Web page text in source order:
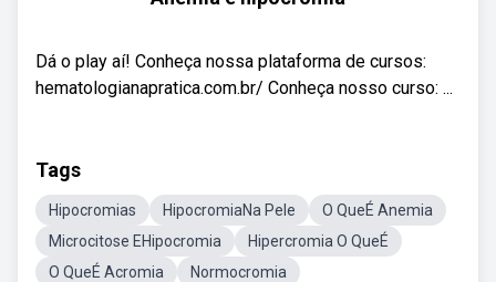
Dá o play aí! Conheça nossa plataforma de cursos:
hematologianapratica.com.br/ Conheça nosso curso: ...
Tags
Hipocromias HipocromiaNa Pele
O QueÉ Anemia
Microcitose EHipocromia
Hipercromia O QueÉ
O QueÉ Acromia
Normocromia